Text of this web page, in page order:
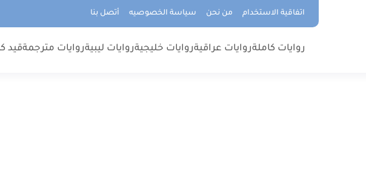
اتفاقية الاستخدام من نحن سياسة الخصوصيه أتصل بنا
روايات كاملةروايات عراقيةروايات خليجيةروايات ليبيةروايات مترجمةقيد